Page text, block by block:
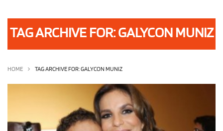
OLHA ISSO! EU QUERO!
TAG ARCHIVE FOR: GALYCON MUNIZ
HOME TAG ARCHIVE FOR: GALYCON MUNIZ